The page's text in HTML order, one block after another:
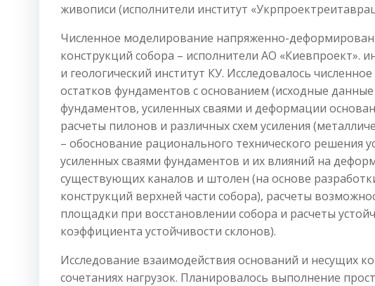
живописи (исполнители институт
Численное моделирование напряженно-
конструкций собора – исполнители АО «Киевпроект».
и геологический институт КУ. Исследовалось
остатков фундаментов с основанием (исходные
фундаментов, усиленных сваями и деформации
расчеты пилонов и различных схем усиления
– обоснование рационального технического решения
усиленных сваями фундаментов и их влияний на
существующих каналов и штолен (на основе
конструкций верхней части собора), расчеты
площадки при восстановлении собора и расчеты
коэффициента устойчивости склонов).
Исследование взаимодействия оснований и несущих
сочетаниях нагрузок. Планировалось выполнение